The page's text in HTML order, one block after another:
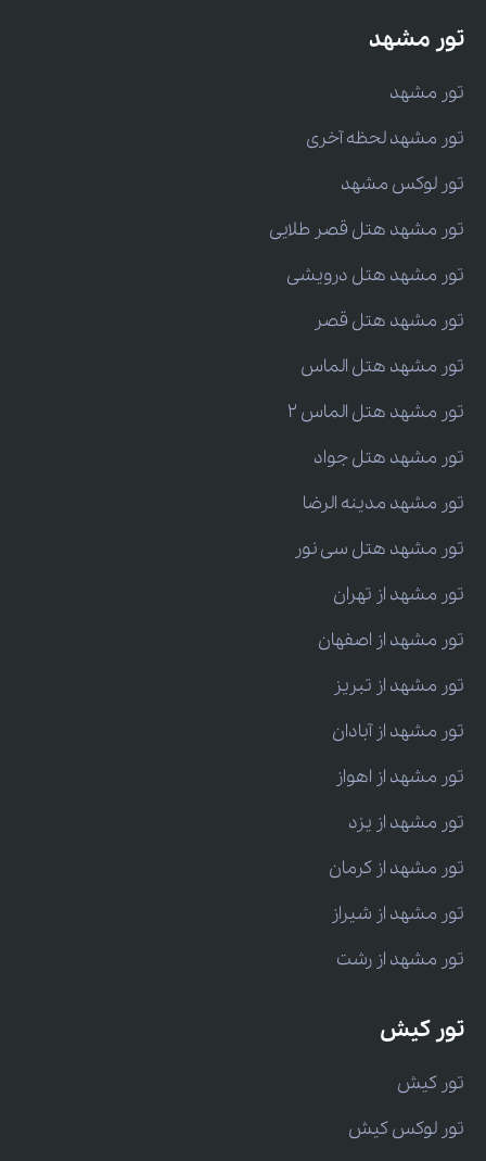
تور مشهد
تور مشهد
تور مشهد لحظه آخری
تور لوکس مشهد
تور مشهد هتل قصر طلایی
تور مشهد هتل درویشی
تور مشهد هتل قصر
تور مشهد هتل الماس
تور مشهد هتل الماس 2
تور مشهد هتل جواد
تور مشهد مدینه الرضا
تور مشهد هتل سی نور
تور مشهد از تهران
تور مشهد از اصفهان
تور مشهد از تبریز
تور مشهد از آبادان
تور مشهد از اهواز
تور مشهد از یزد
تور مشهد از کرمان
تور مشهد از شیراز
تور مشهد از رشت
تور کیش
تور کیش
تور لوکس کیش